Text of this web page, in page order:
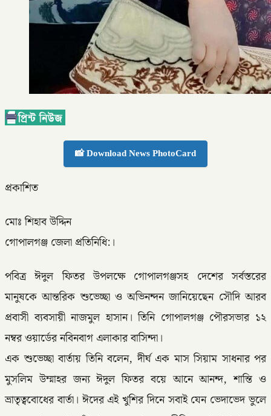
📸 Download News PhotoCard
প্রকাশিত
মোঃ শিহাব উদ্দিন
গোপালগঞ্জ জেলা প্রতিনিধি:।
পবিত্র ঈদুল ফিতর উপলক্ষে গোপালগঞ্জসহ দেশের সর্বস্তরের
মানুষকে আন্তরিক শুভেচ্ছা ও অভিনন্দন জানিয়েছেন সৌদি আরব
প্রবাসী ব্যবসায়ী নাজমুল হাসান। তিনি গোপালগঞ্জ পৌরসভার ১২
নম্বর ওয়ার্ডের নবিনবাগ এলাকার বাসিন্দা।
এক শুভেচ্ছা বার্তায় তিনি বলেন, দীর্ঘ এক মাস সিয়াম সাধনার পর
মুসলিম উম্মাহর জন্য ঈদুল ফিতর বয়ে আনে আনন্দ, শান্তি ও
ভ্রাতৃত্ববোধের বার্তা। ঈদের এই খুশির দিনে সবাই যেন ভেদাভেদ ভুলে